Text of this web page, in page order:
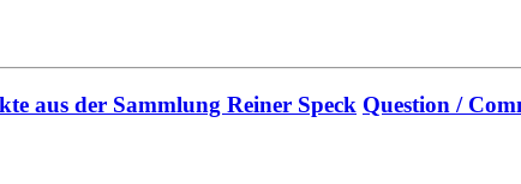
aus der Sammlung Reiner Speck Question /